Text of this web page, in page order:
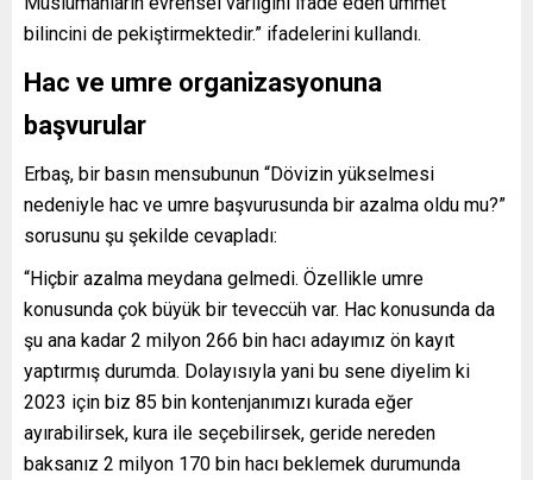
bilincini de pekiştirmektedir.” ifadelerini kullandı.
Hac ve umre organizasyonuna
başvurular
Erbaş, bir basın mensubunun “Dövizin yükselmesi
nedeniyle hac ve umre başvurusunda bir azalma oldu mu?”
sorusunu şu şekilde cevapladı:
“Hiçbir azalma meydana gelmedi. Özellikle umre
konusunda çok büyük bir teveccüh var. Hac konusunda da
şu ana kadar 2 milyon 266 bin hacı adayımız ön kayıt
yaptırmış durumda. Dolayısıyla yani bu sene diyelim ki
2023 için biz 85 bin kontenjanımızı kurada eğer
ayırabilirsek, kura ile seçebilirsek, geride nereden
baksanız 2 milyon 170 bin hacı beklemek durumunda